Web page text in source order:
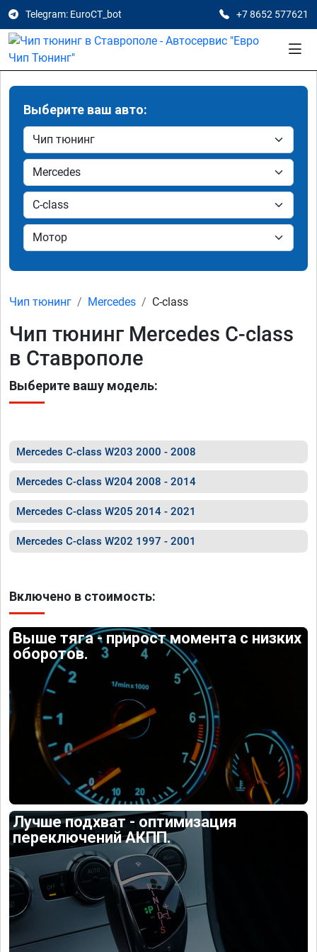
Telegram: EuroCT_bot +7 8652 577621
Выберите ваш авто:
Чип тюнинг Mercedes C-class
Чип тюнинг Mercedes C-class
в Ставрополе
Выберите вашу модель:
Mercedes C-class W203 2000 - 2008
Mercedes C-class W204 2008 - 2014
Mercedes C-class W205 2014 - 2021
Mercedes C-class W202 1997 - 2001
Включено в стоимость:
Выше тяга - прирост момента с низких
оборотов.
Лучше подхват - оптимизация
переключений АКПП.